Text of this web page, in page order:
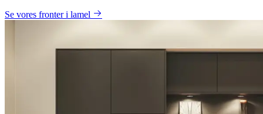
Se vores fronter i lamel